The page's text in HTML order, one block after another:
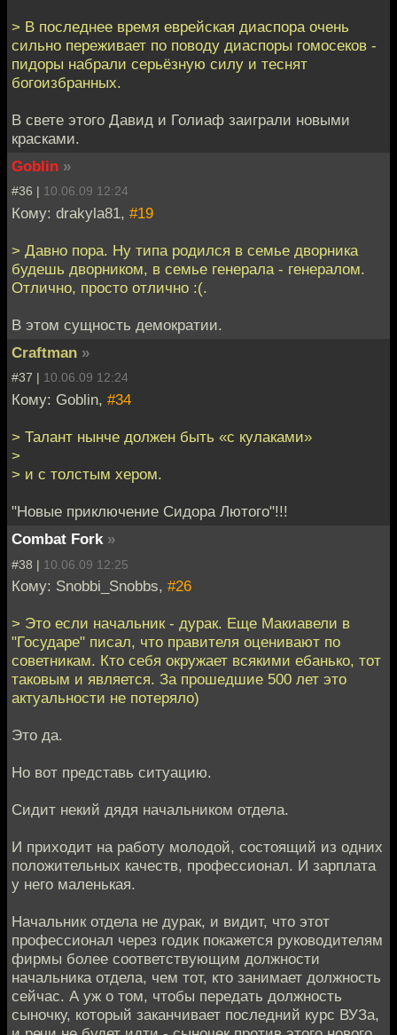
> В последнее время еврейская диаспора очень
сильно переживает по поводу диаспоры гомосеков -
пидоры набрали серьёзную силу и теснят
богоизбранных.
В свете этого Давид и Голиаф заиграли новыми
красками.
Goblin »
#36 | 10.06.09 12:24
Кому: drakyla81, #19
> Давно пора. Ну типа родился в семье дворника
будешь дворником, в семье генерала - генералом.
Отлично, просто отлично :(.
В этом сущность демократии.
Craftman »
#37 | 10.06.09 12:24
Кому: Goblin, #34
> Талант нынче должен быть «с кулаками»
>
> и с толстым хером.
"Новые приключение Сидора Лютого"!!!
Combat Fork »
#38 | 10.06.09 12:25
Кому: Snobbi_Snobbs, #26
> Это если начальник - дурак. Еще Макиавели в
"Государе" писал, что правителя оценивают по
советникам. Кто себя окружает всякими ебанько, тот
таковым и является. За прошедшие 500 лет это
актуальности не потеряло)
Это да.
Но вот представь ситуацию.
Сидит некий дядя начальником отдела.
И приходит на работу молодой, состоящий из одних
положительных качеств, профессионал. И зарплата
у него маленькая.
Начальник отдела не дурак, и видит, что этот
профессионал через годик покажется руководителям
фирмы более соответствующим должности
начальника отдела, чем тот, кто занимает должность
сейчас. А уж о том, чтобы передать должность
сыночку, который заканчивает последний курс ВУЗа,